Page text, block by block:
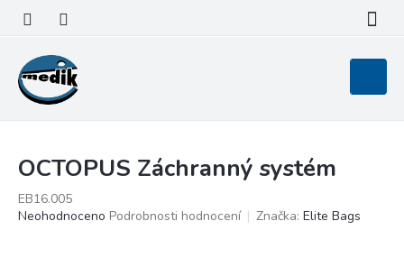
obsah
košík
OCTOPUS Záchranný systém
EB16.005
Průměrné
Neohodnoceno Podrobnosti hodnocení Značka: Elite Bags